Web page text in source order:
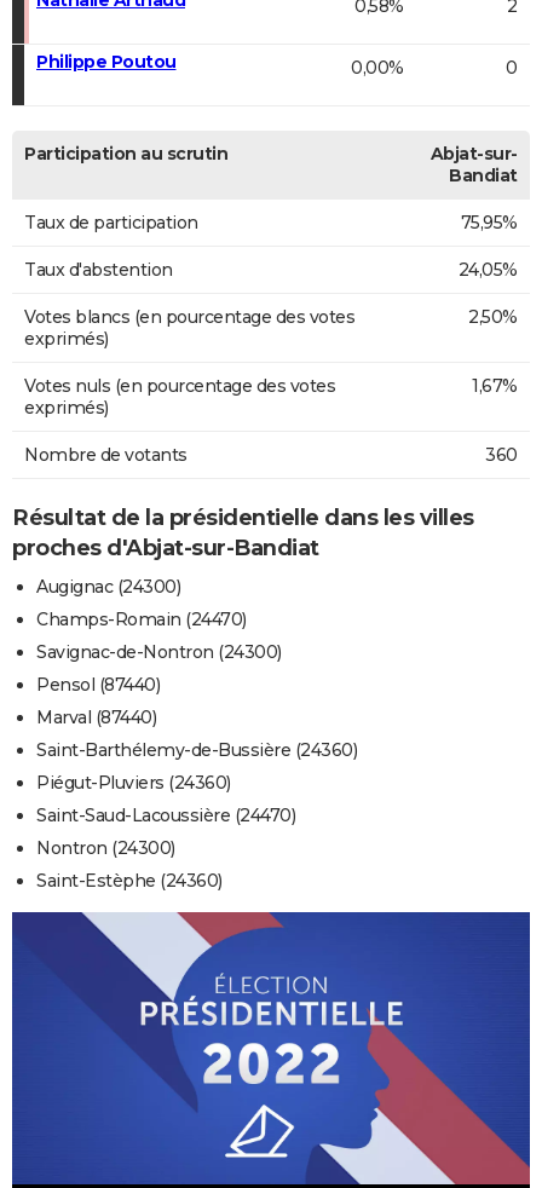
0,58% 2
Philippe Poutou 0,00% 0
Participation au scrutin
Abjat-sur-
Bandiat
Taux de participation 75,95%
Taux d'abstention 24,05%
Votes blancs (en pourcentage des votes
exprimés)
2,50%
Votes nuls (en pourcentage des votes
exprimés)
1,67%
Nombre de votants 360
Résultat de la présidentielle dans les villes
proches d'Abjat-sur-Bandiat
Augignac (24300)
Champs-Romain (24470)
Savignac-de-Nontron (24300)
Pensol (87440)
Marval (87440)
Saint-Barthélemy-de-Bussière (24360)
Piégut-Pluviers (24360)
Saint-Saud-Lacoussière (24470)
Nontron (24300)
Saint-Estèphe (24360)